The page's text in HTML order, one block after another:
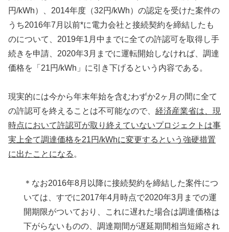
円/kWh）、2014年度（32円/kWh）の認定を受けた案件の
うち2016年7月以前*に電力会社と接続契約を締結したも
のについて、2019年1月中までに全ての許認可を取得し手
続きを申請、2020年3月までに運転開始しなければ、調達
価格を「21円/kWh」に引き下げるという内容である。
現実的には今から年末年始を含むわずか2ヶ月の間に全て
の許認可を終えることは不可能なので、 経済産業省は、現
時点において許認可が取り終えていないプロジェクトは事
実上全て調達価格を21円/kWhに変更するという強硬措置
に出たことになる 。
＊なお2016年8月以降に接続契約を締結した案件につ
いては、すでに2017年4月時点で2020年3月までの運
開期限がついており、これに遅れた場合は調達価格は
下がらないものの、調達期間が遅延期間相当短縮され